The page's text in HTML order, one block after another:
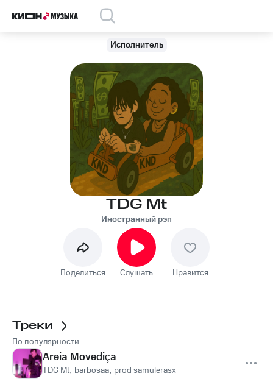
Исполнитель
TDG Mt
Иностранный рэп
Поделиться Слушать Нравится
Треки
По популярности
Areia Movediça
TDG Mt, barbosaa, prod samulerasx